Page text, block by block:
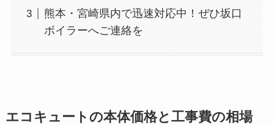
熊本・宮崎県内で迅速対応中！ぜひ坂口
ボイラーへご連絡を
エコキュートの本体価格と工事費の相場